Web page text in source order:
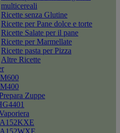
multicereali
Ricette senza Glutine
Ricette per Pane dolce e torte
Ricette Salate per il pane
Ricette per Marmellate
Ricette pasta per Pizza
Altre Ricette
Zuppe